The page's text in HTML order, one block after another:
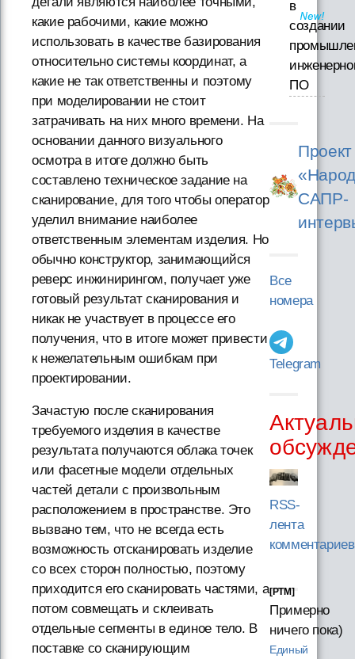
какие рабочими, какие можно
использовать в качестве базирования
относительно системы координат, а
какие не так ответственны и поэтому
при моделировании не стоит
затрачивать на них много времени. На
основании данного визуального
осмотра в итоге должно быть
составлено техническое задание на
сканирование, для того чтобы оператор
уделил внимание наиболее
ответственным элементам изделия. Но
обычно конструктор, занимающийся
реверс инжинирингом, получает уже
готовый результат сканирования и
никак не участвует в процессе его
получения, что в итоге может привести
к нежелательным ошибкам при
проектировании.
Зачастую после сканирования
требуемого изделия в качестве
результата получаются облака точек
или фасетные модели отдельных
частей детали с произвольным
расположением в пространстве. Это
вызвано тем, что не всегда есть
возможность отсканировать изделие
со всех сторон полностью, поэтому
приходится его сканировать частями, а
потом совмещать и склеивать
отдельные сегменты в единое тело. В
поставке со сканирующим
в
создании
ПО
Проект
САПР-
Все
номера
Telegram
RSS-
лента
комментариев
[PTM]
Примерно
ничего пока)
Единый